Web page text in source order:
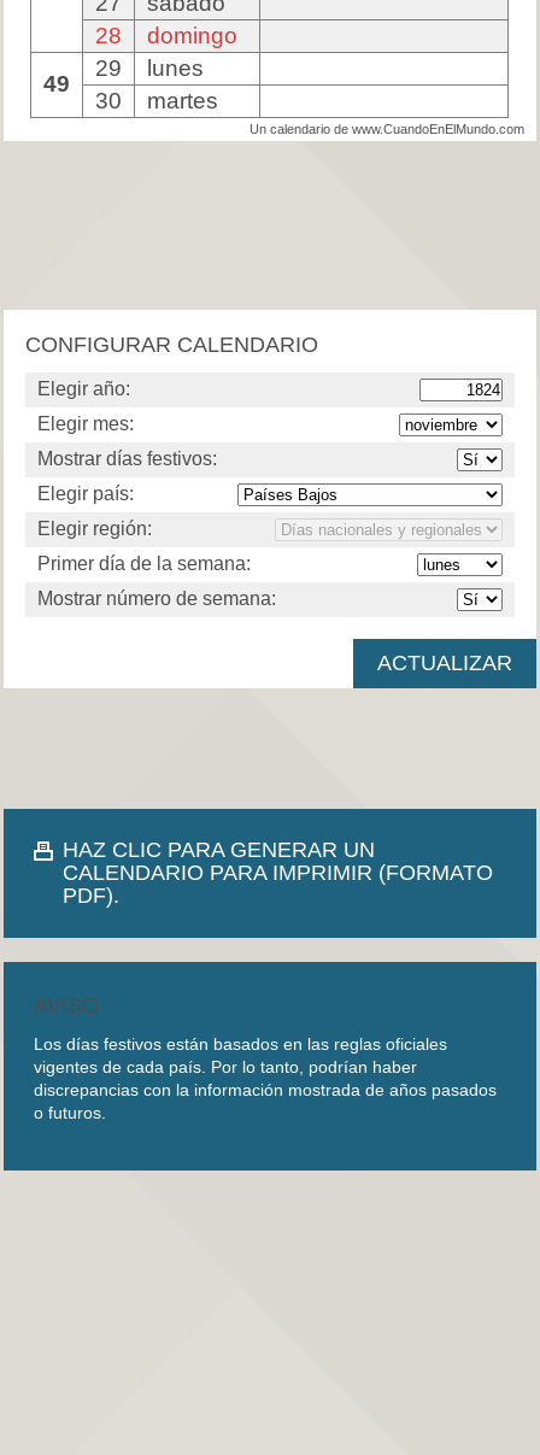
28
domingo
49
29
lunes
30
martes
Un calendario de www.CuandoEnElMundo.com
CONFIGURAR CALENDARIO
Elegir año:
Elegir mes:
Mostrar días festivos:
Elegir país:
Elegir región:
Primer día de la semana:
Mostrar número de semana:
HAZ CLIC PARA GENERAR UN
CALENDARIO PARA IMPRIMIR (FORMATO
PDF).
AVISO
Los días festivos están basados en las reglas oficiales
vigentes de cada país. Por lo tanto, podrían haber
discrepancias con la información mostrada de años pasados
o futuros.